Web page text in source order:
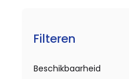
Filteren
Beschikbaarheid